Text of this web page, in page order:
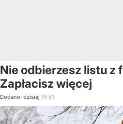
Nie odbierzesz listu z
Zapłacisz więcej
Dodano: dzisiaj 15:51